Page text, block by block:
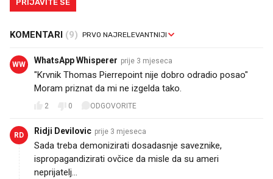
PRIJAVITE SE
KOMENTARI (9)
WW WhatsApp Whisperer prije 3 mjeseca
"Krvnik Thomas Pierrepoint nije dobro odradio posao"
Moram priznat da mi ne izgelda tako.
2 0 ODGOVORITE
RD Ridji Devilovic prije 3 mjeseca
Sada treba demonizirati dosadasnje saveznike,
ispropagandizirati ovčice da misle da su ameri
neprijatelj...